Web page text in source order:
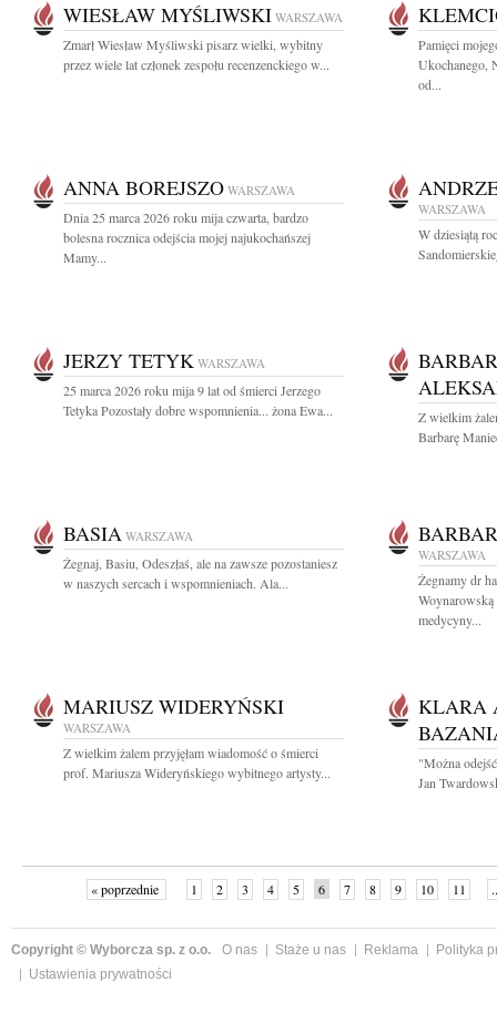
WIESŁAW MYŚLIWSKI WARSZAWA
Zmarł Wiesław Myśliwski pisarz wielki, wybitny
przez wiele lat członek zespołu recenzenckiego w...
Pamięci
Ukochanego,
od...
ANNA BOREJSZO WARSZAWA
Dnia 25 marca 2026 roku mija czwarta, bardzo
bolesna rocznica odejścia mojej najukochańszej
Mamy...
WARSZAWA
W dziesiątą
JERZY TETYK WARSZAWA
25 marca 2026 roku mija 9 lat od śmierci Jerzego
Tetyka Pozostały dobre wspomnienia... żona Ewa...
Z wielkim
Barbarę
BASIA WARSZAWA
Żegnaj, Basiu, Odeszłaś, ale na zawsze pozostaniesz
w naszych sercach i wspomnieniach. Ala...
WARSZAWA
Żegnamy dr
Woynarowską
medycyny...
MARIUSZ WIDERYŃSKI
WARSZAWA
Z wielkim żalem przyjęłam wiadomość o śmierci
prof. Mariusza Wideryńskiego wybitnego artysty...
KLARA
"Można
Jan
« poprzednie 1 2 3 4 5 6 7 8 9 10 11
Copyright © Wyborcza sp. z o.o. O nas Staże u nas Reklama
Polityka
Ustawienia prywatności